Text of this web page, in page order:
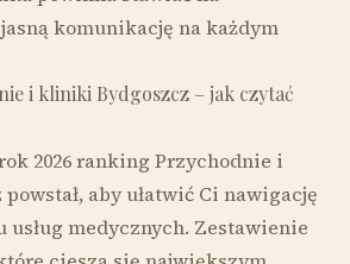
komunikację na każdym
i kliniki Bydgoszcz – jak czytać
2026 ranking Przychodnie i
aby ułatwić Ci nawigację
medycznych. Zestawienie